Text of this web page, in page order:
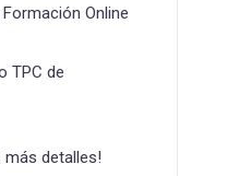
Online
TPC de
más detalles!